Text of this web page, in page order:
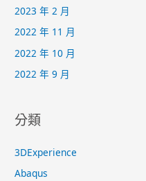
2023 年 2 月
2022 年 11 月
2022 年 10 月
2022 年 9 月
分類
3DExperience
Abaqus